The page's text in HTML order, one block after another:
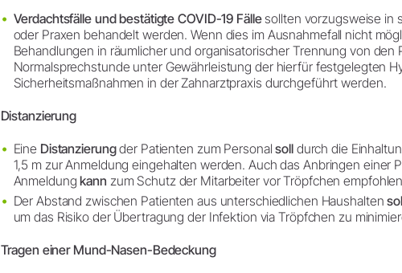
Verdachtsfälle und bestätigte COVID-19 Fällesollten vorzugsweise in
oder Praxen behandelt werden. Wenn dies im Ausnahmefall nicht
Behandlungen in räumlicher und organisatorischer Trennung von den
Normalsprechstunde unter Gewährleistung der hierfür festgelegten
Sicherheitsmaßnahmen in der Zahnarztpraxis durchgeführt werden.
Distanzierung
Eine Distanzierungder Patienten zum Personalsolldurch die
1,5 m zur Anmeldung eingehalten werden. Auch das Anbringen einer
Anmeldungkann zum Schutz der Mitarbeiter vor Tröpfchen
Der Abstand zwischen Patienten aus unterschiedlichen Haushalten
um das Risiko der Übertragung der Infektion via Tröpfchen zu
Tragen einer Mund-Nasen-Bedeckung